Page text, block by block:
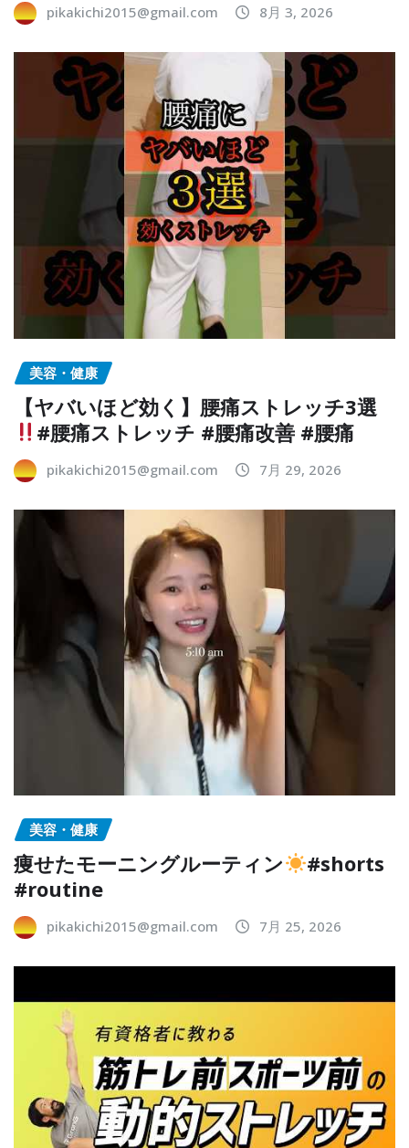
pikakichi2015@gmail.com 8月 3, 2026
美容・健康
【ヤバいほど効く】腰痛ストレッチ3選
#腰痛ストレッチ #腰痛改善 #腰痛
pikakichi2015@gmail.com 7月 29, 2026
美容・健康
痩せたモーニングルーティン
#shorts
#routine
pikakichi2015@gmail.com 7月 25, 2026